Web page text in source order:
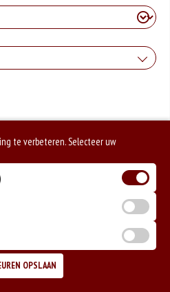
te verbeteren. Selecteer uw
OPSLAAN